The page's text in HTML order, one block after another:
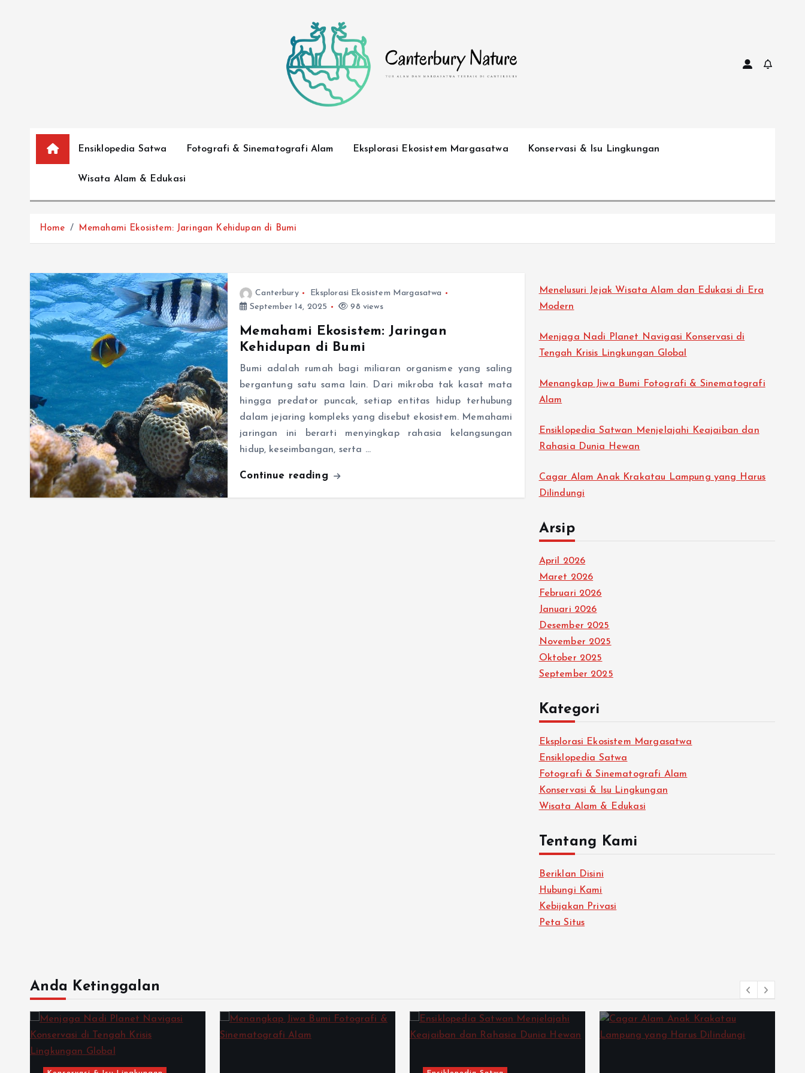
Ensiklopedia Satwa Fotografi & Sinematografi Alam Eksplorasi Ekosistem Margasatwa Konservasi & Isu Lingkungan
Wisata Alam & Edukasi
Home Memahami Ekosistem: Jaringan Kehidupan di Bumi
Canterbury
Eksplorasi Ekosistem Margasatwa
September 14, 2025
98 views
Memahami Ekosistem: Jaringan
Kehidupan di Bumi
Bumi adalah rumah bagi miliaran organisme yang saling
bergantung satu sama lain. Dari mikroba tak kasat mata
hingga predator puncak, setiap entitas hidup terhubung
dalam jejaring kompleks yang disebut ekosistem. Memahami
jaringan ini berarti menyingkap rahasia kelangsungan
hidup, keseimbangan, serta …
Continue reading
Menelusuri Jejak Wisata Alam dan Edukasi di Era
Modern
Menjaga Nadi Planet Navigasi Konservasi di
Tengah Krisis Lingkungan Global
Menangkap Jiwa Bumi Fotografi & Sinematografi
Alam
Ensiklopedia Satwan Menjelajahi Keajaiban dan
Rahasia Dunia Hewan
Cagar Alam Anak Krakatau Lampung yang Harus
Dilindungi
Arsip
April 2026
Maret 2026
Februari 2026
Januari 2026
Desember 2025
November 2025
Oktober 2025
September 2025
Kategori
Eksplorasi Ekosistem Margasatwa
Ensiklopedia Satwa
Fotografi & Sinematografi Alam
Konservasi & Isu Lingkungan
Wisata Alam & Edukasi
Tentang Kami
Beriklan Disini
Hubungi Kami
Kebijakan Privasi
Peta Situs
Anda Ketinggalan